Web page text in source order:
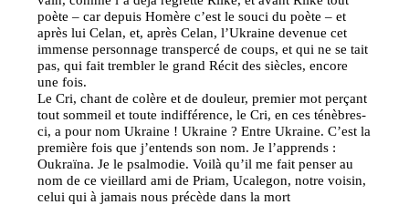
poète – car depuis Homère c’est le souci du poète – et
après lui Celan, et, après Celan, l’Ukraine devenue cet
immense personnage transpercé de coups, et qui ne se tait
pas, qui fait trembler le grand Récit des siècles, encore
une fois.
Le Cri, chant de colère et de douleur, premier mot perçant
tout sommeil et toute indifférence, le Cri, en ces ténèbres-
ci, a pour nom Ukraine ! Ukraine ? Entre Ukraine. C’est la
première fois que j’entends son nom. Je l’apprends :
Oukraïna. Je le psalmodie. Voilà qu’il me fait penser au
nom de ce vieillard ami de Priam, Ucalegon, notre voisin,
celui qui à jamais nous précède dans la mort